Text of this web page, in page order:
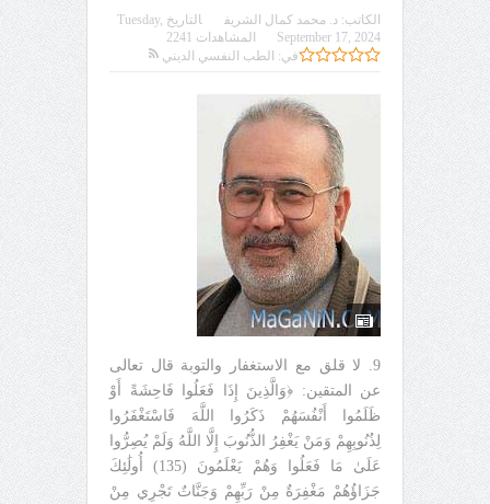
الكاتب: د. محمد كمال الشريف التاريخ Tuesday,
September 17, 2024
في: الطب النفسي الديني
المشاهدات 2241
9. لا قلق مع الاستغفار والتوبة قال تعالى
عن المتقين: ﴿وَالَّذِينَ إِذَا فَعَلُوا فَاحِشَةً أَوْ
ظَلَمُوا أَنْفُسَهُمْ ذَكَرُوا اللَّهَ فَاسْتَغْفَرُوا
لِذُنُوبِهِمْ وَمَنْ يَغْفِرُ الذُّنُوبَ إِلَّا اللَّهُ وَلَمْ يُصِرُّوا
عَلَىٰ مَا فَعَلُوا وَهُمْ يَعْلَمُونَ (135) أُولَٰئِكَ
جَزَاؤُهُمْ مَغْفِرَةٌ مِنْ رَبِّهِمْ وَجَنَّاتٌ تَجْرِي مِنْ